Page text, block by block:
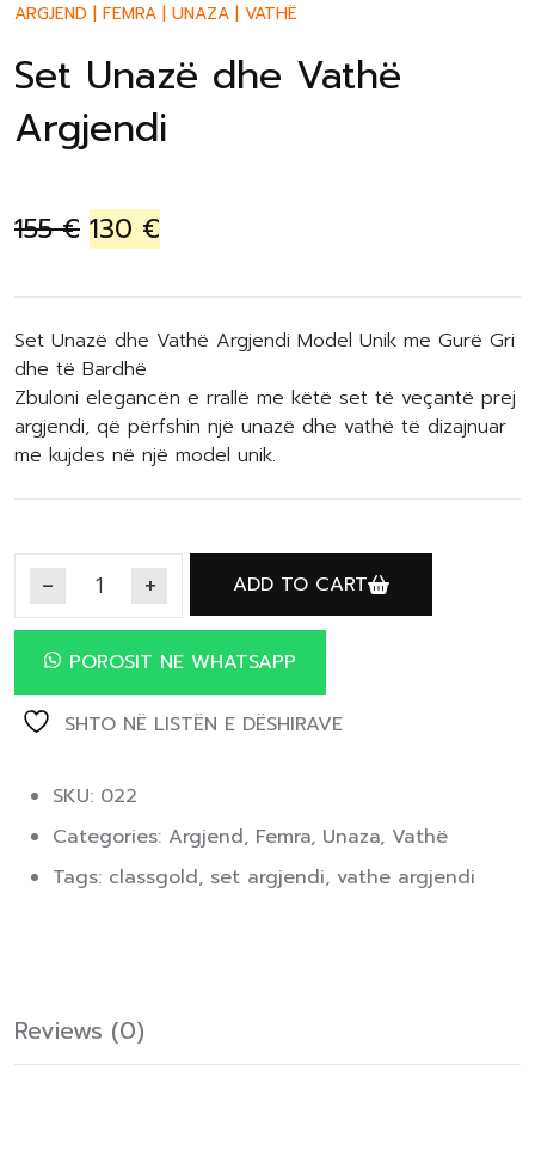
ARGJEND | FEMRA | UNAZA | VATHË
Set Unazë dhe Vathë
Argjendi
155€ 130 €
Set Unazë dhe Vathë Argjendi Model Unik me Gurë Gri
dhe të Bardhë
Zbuloni elegancën e rrallë me këtë set të veçantë prej
argjendi, që përfshin një unazë dhe vathë të dizajnuar
me kujdes në një model unik.
ADD TO CART
POROSIT NE WHATSAPP
SHTO NË LISTËN E DËSHIRAVE
SKU: 022
Categories: Argjend, Femra, Unaza, Vathë
Tags: classgold, set argjendi, vathe argjendi
Reviews (0)